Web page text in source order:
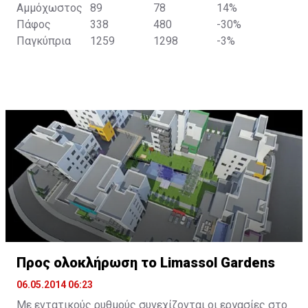
Αμμόχωστος
89 78
14%
Πάφος
338 480
-30%
Παγκύπρια
1259 1298 -3%
Προς ολοκλήρωση το Limassol Gardens
06.05.2014 06:23
Με εντατικούς ρυθμούς συνεχίζονται οι εργασίες στο